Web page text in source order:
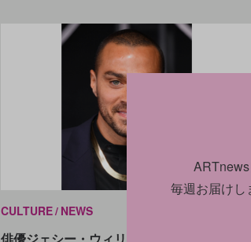
CULTURE NEWS
俳優ジェシー・ウィリアムズ、アフリカ系デ
毎週お届けし